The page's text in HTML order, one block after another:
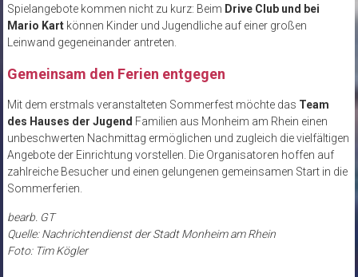
Spielangebote kommen nicht zu kurz: Beim Drive Club und bei
Mario Kartkönnen Kinder und Jugendliche auf einer großen
Leinwand gegeneinander antreten.
Gemeinsam den Ferien entgegen
Mit dem erstmals veranstalteten Sommerfest möchte das Team
des Hauses der Jugend Familien aus Monheim am Rhein einen
unbeschwerten Nachmittag ermöglichen und zugleich die vielfältigen
Angebote der Einrichtung vorstellen. Die Organisatoren hoffen auf
zahlreiche Besucher und einen gelungenen gemeinsamen Start in die
Sommerferien.
bearb. GT
Quelle: Nachrichtendienst der Stadt Monheim am Rhein
Foto: Tim Kögler